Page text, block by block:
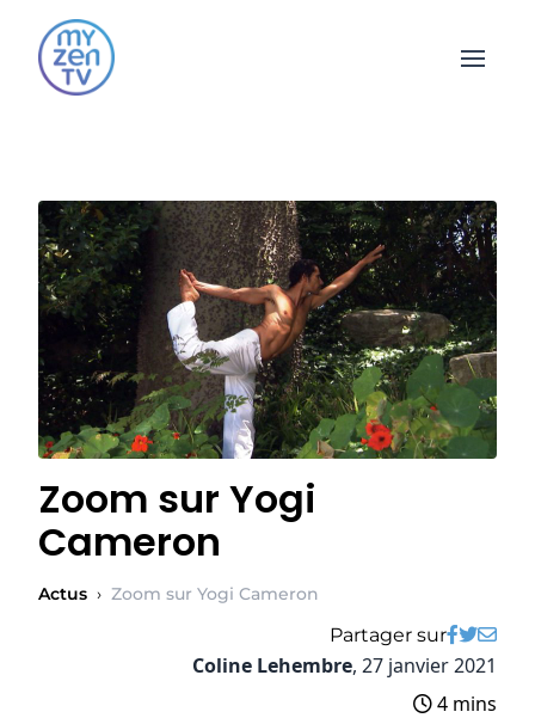
Open
Zoom sur Yogi
Cameron
Actus › Zoom sur Yogi Cameron
Partager sur
Coline Lehembre, 27 janvier 2021
4 mins